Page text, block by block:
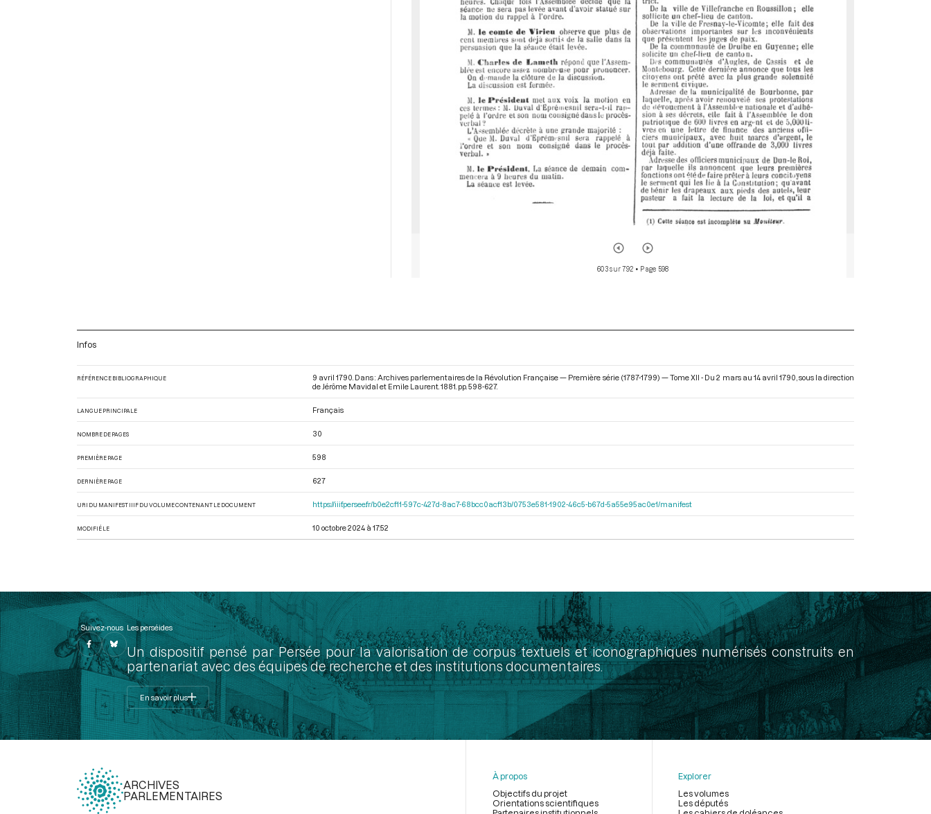
603 sur 792 • Page 598
Infos
RÉFÉRENCE BIBLIOGRAPHIQUE 9 avril 1790. Dans : Archives parlementaires de la Révolution Française — Première série (1787-1799) — Tome XII - Du 2 mars au 14 avril 1790 , sous la direction
de Jérôme Mavidal et Emile Laurent. 1881. pp. 598-627.
LANGUE PRINCIPALE Français
NOMBRE DE PAGES 30
PREMIÈRE PAGE 598
DERNIÈRE PAGE 627
URI DU MANIFEST IIIF DU VOLUME CONTENANT LE DOCUMENT https://iiif.persee.fr/b0e2cf11-597c-427d-8ac7-68bcc0acf13b/0753e581-1902-46c5-b67d-5a55e95ac0e1/manifest
MODIFIÉ LE 10 octobre 2024 à 17:52
Suivez-nous Les perséides
Un dispositif pensé par Persée pour la valorisation de corpus textuels et iconographiques numérisés construits en
partenariat avec des équipes de recherche et des institutions documentaires.
En savoir plus
ARCHIVES
PARLEMENTAIRES
À propos
Objectifs du projet
Orientations scientifiques
Explorer
Les volumes
Les députés